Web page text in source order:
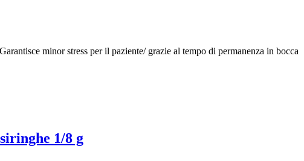
minor stress per il paziente/ grazie al tempo di permanenza in bocca
1/8 g